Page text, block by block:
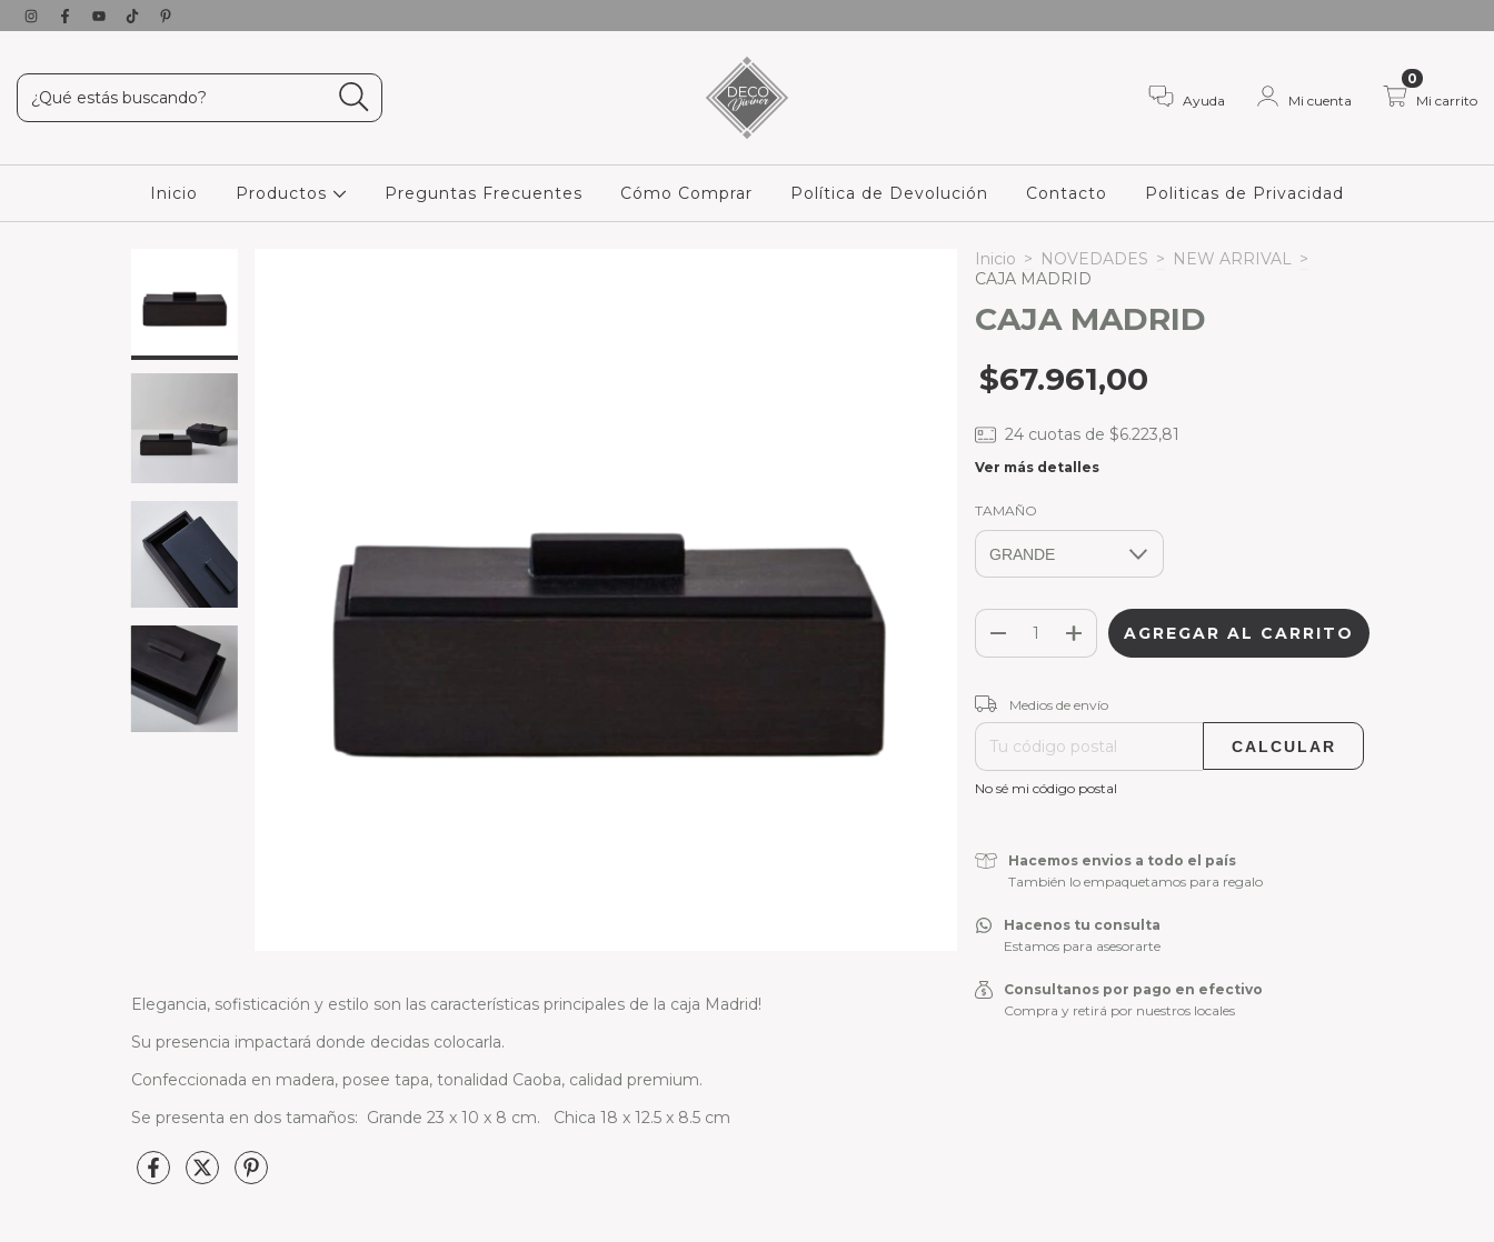
Ayuda Mi cuenta Mi carrito
0
Inicio Productos Preguntas Frecuentes Cómo Comprar Política de Devolución Contacto Politicas de Privacidad
Elegancia, sofisticación y estilo son las características principales de la caja Madrid!
Su presencia impactará donde decidas colocarla.
Confeccionada en madera, posee tapa, tonalidad Caoba, calidad premium.
Se presenta en dos tamaños: Grande 23 x 10 x 8 cm. Chica 18 x 12.5 x 8.5 cm
Inicio > NOVEDADES > NEW ARRIVAL >
CAJA MADRID
CAJA MADRID
$67.961,00
24 cuotas de $6.223,81
Ver más detalles
TAMAÑO
Entregas para el CP:
Medios de envío
CALCULAR
No sé mi código postal
Hacemos envios a todo el país
También lo empaquetamos para regalo
Hacenos tu consulta
Estamos para asesorarte
Consultanos por pago en efectivo
Compra y retirá por nuestros locales